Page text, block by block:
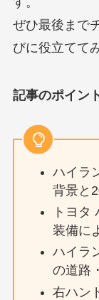
ぜひ最後まで
びに役立てて
記事のポイン
ハイラ
背景と
トヨタ
装備に
ハイラ
の道路
右ハン